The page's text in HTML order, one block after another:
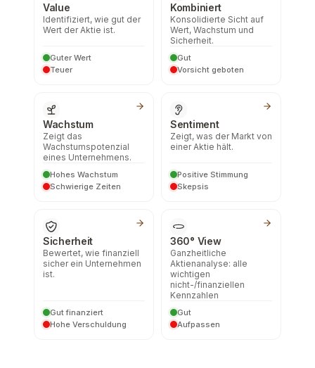
Value
Identifiziert, wie gut der
Wert der Aktie ist.
Guter Wert
Teuer
Kombiniert
Konsolidierte Sicht auf
Wert, Wachstum und
Sicherheit.
Gut
Vorsicht geboten
Wachstum
Zeigt das
Wachstumspotenzial
eines Unternehmens.
Hohes Wachstum
Schwierige Zeiten
Sentiment
Zeigt, was der Markt von
einer Aktie hält.
Positive Stimmung
Skepsis
Sicherheit
Bewertet, wie finanziell
sicher ein Unternehmen
ist.
Gut finanziert
Hohe Verschuldung
360° View
Ganzheitliche
Aktienanalyse: alle
wichtigen
nicht-/finanziellen
Kennzahlen
Gut
Aufpassen